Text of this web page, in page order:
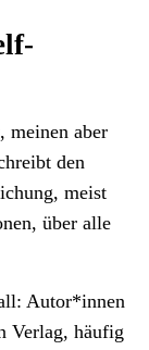
meinen aber
den
meist
über alle
Autor*innen
Verlag, häufig